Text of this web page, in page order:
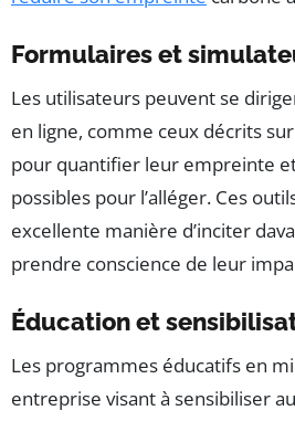
Formulaires et
Les utilisateurs peuvent se
en ligne, comme ceux décrits sur
pour quantifier leur empreinte
possibles pour l’alléger. Ces
excellente manière d’inciter
prendre conscience de leur
Éducation et
Les programmes éducatifs en
entreprise visant à sensibiliser